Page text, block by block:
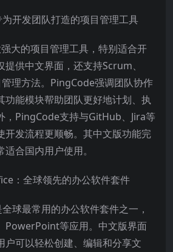
开发团队打造的项目管理工具
大的项目管理工具，特别适合开
供中文界面，还支持Scrum、
理方法。PingCode强调团队协作
功能模块帮助团队更好地计划、执
，PingCode支持与GitHub、Jira等
开发流程更顺畅。其中文版功能完
合国内用户使用。
：全球领先的办公软件套件
球最常用的办公软件套件之一，
PowerPoint等应用。中文版界面
户可以轻松创建、编辑和分享文